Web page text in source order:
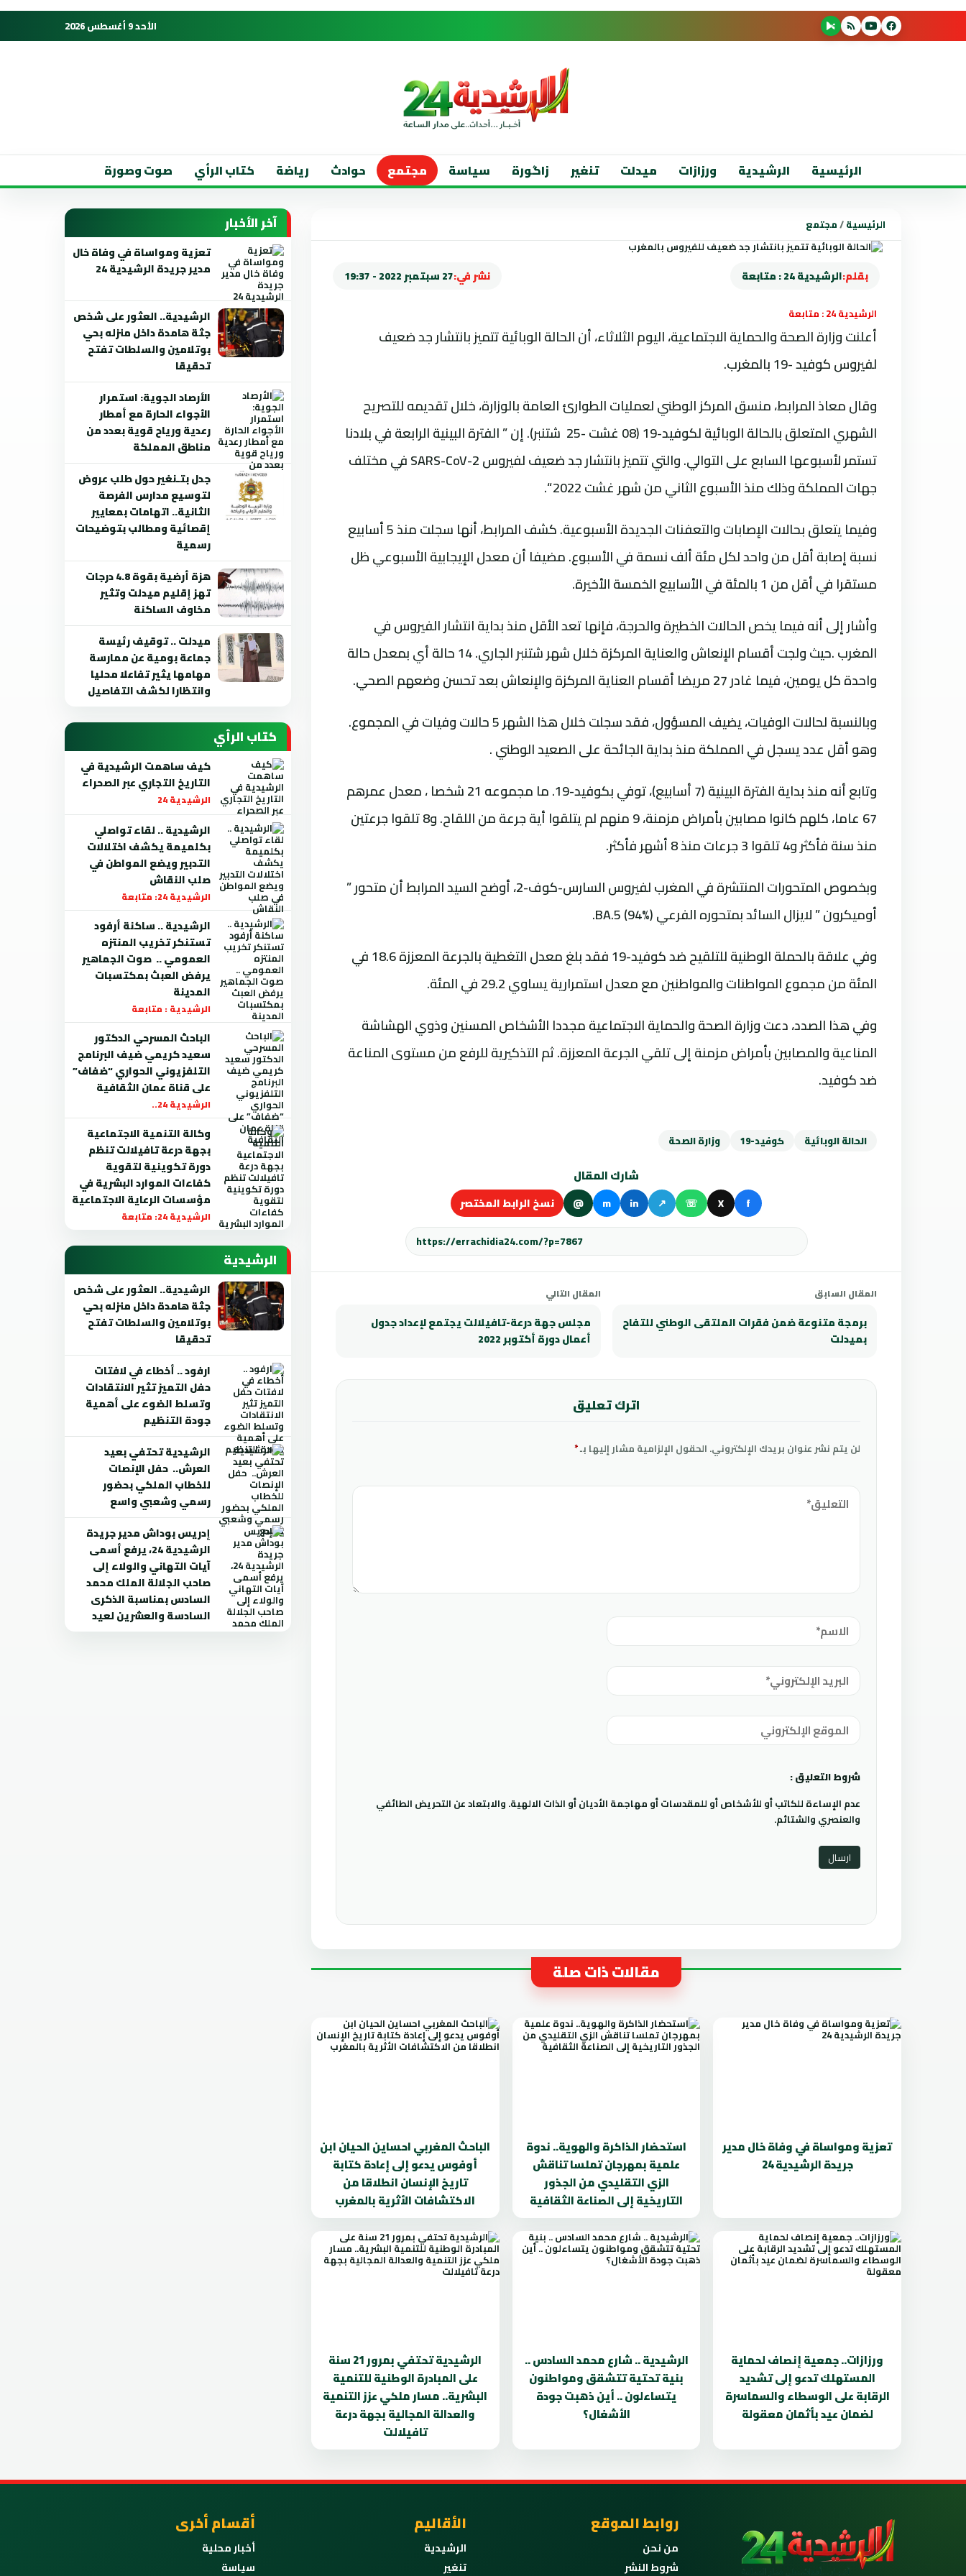
الأحد 9 أغسطس 2026
الرئيسية الرشيدية ورزازات ميدلت تنغير زاگورة سياسة مجتمع حوادث رياضة كتاب الرأي صوت وصورة
الرئيسية/مجتمع
بقلم:الرشيدية 24 : متابعة نشر في:27 سبتمبر 2022 - 19:37
الرشيدية 24 : متابعة
أعلنت وزارة الصحة والحماية الاجتماعية، اليوم الثلاثاء، أن الحالة الوبائية تتميز بانتشار جد ضعيف
لفيروس كوفيد -19 بالمغرب.
وقال معاذ المرابط، منسق المركز الوطني لعمليات الطوارئ العامة بالوزارة، خلال تقديمه للتصريح
الشهري المتعلق بالحالة الوبائية لكوفيد-19 (08 غشت -25 شتنبر). إن ” الفترة البينية الرابعة في بلادنا
تستمر لأسبوعها السابع على التوالي. والتي تتميز بانتشار جد ضعيف لفيروس SARS-CoV-2 في مختلف
جهات المملكة وذلك منذ الأسبوع الثاني من شهر غشت 2022 “.
وفيما يتعلق بحالات الإصابات والتعفنات الجديدة الأسبوعية. كشف المرابط، أنها سجلت منذ 5 أسابيع
نسبة إصابة أقل من واحد لكل مئة ألف نسمة في الأسبوع. مضيفا أن معدل الإيجابية الأسبوعي ظل
مستقرا في أقل من 1 بالمئة في الأسابيع الخمسة الأخيرة.
وأشار إلى أنه فيما يخص الحالات الخطيرة والحرجة، فإنها تعد الأقل منذ بداية انتشار الفيروس في
المغرب .حيث ولجت أقسام الإنعاش والعناية المركزة خلال شهر شتنبر الجاري. 14 حالة أي بمعدل حالة
واحدة كل يومين، فيما غادر 27 مريضا أقسام العناية المركزة والإنعاش بعد تحسن وضعهم الصحي.
وبالنسبة لحالات الوفيات، يضيف المسؤول، فقد سجلت خلال هذا الشهر 5 حالات وفيات في المجموع.
وهو أقل عدد يسجل في المملكة منذ بداية الجائحة على الصعيد الوطني .
وتابع أنه منذ بداية الفترة البينية (7 أسابيع)، توفي بكوفيد-19. ما مجموعه 21 شخصا ، معدل عمرهم
67 عاما، كلهم كانوا مصابين بأمراض مزمنة، 9 منهم لم يتلقوا أية جرعة من اللقاح. و8 تلقوا جرعتين
منذ سنة فأكثر و4 تلقوا 3 جرعات منذ 8 أشهر فأكثر.
وبخصوص المتحورات المنتشرة في المغرب لفيروس السارس-كوف-2، أوضح السيد المرابط أن متحور ”
أوميكرون ” لايزال السائد بمتحوره الفرعي BA.5 (94%).
وفي علاقة بالحملة الوطنية للتلقيح ضد كوفيد-19 فقد بلغ معدل التغطية بالجرعة المعززة 18.6 في
المئة من مجموع المواطنات والمواطنين مع معدل استمرارية يساوي 29.2 في المئة.
وفي هذا الصدد، دعت وزارة الصحة والحماية الاجتماعية مجددا الأشخاص المسنين وذوي الهشاشة
المناعية والمصابين بأمراض مزمنة إلى تلقي الجرعة المعززة. ثم التذكيرية للرفع من مستوى المناعة
ضد كوفيد.
الحالة الوبائية كوفيد-19 وزارة الصحة
شارك المقال
f
X
☏
↗
in
m
@ نسخ الرابط المختصر
المقال السابق
برمجة متنوعة ضمن فقرات الملتقى الوطني للتفاح
بميدلت
المقال التالي
مجلس جهة درعة-تافيلالت يجتمع لإعداد جدول
أعمال دورة أكتوبر 2022
اترك تعليق
لن يتم نشر عنوان بريدك الإلكتروني. الحقول الإلزامية مشار إليها بـ*
شروط التعليق :
عدم الإساءة للكاتب أو للأشخاص أو للمقدسات أو مهاجمة الأديان أو الذات الالهية. والابتعاد عن التحريض الطائفي
والعنصري والشتائم.
مقالات ذات صلة
تعزية ومواساة في وفاة خال مدير
جريدة الرشيدية 24
استحضار الذاكرة والهوية.. ندوة
علمية بمهرجان تملسا تناقش
الزي التقليدي من الجذور
التاريخية إلى الصناعة الثقافية
الباحث المغربي احساين الحيان ابن
أوفوس يدعو إلى إعادة كتابة
تاريخ الإنسان انطلاقا من
الاكتشافات الأثرية بالمغرب
ورزازات.. جمعية إنصاف لحماية
المستهلك تدعو إلى تشديد
الرقابة على الوسطاء والسماسرة
لضمان عيد بأثمان معقولة
الرشيدية .. شارع محمد السادس ..
بنية تحتية تتشقق ومواطنون
يتساءلون .. أين ذهبت جودة
الأشغال؟
الرشيدية تحتفي بمرور 21 سنة
على المبادرة الوطنية للتنمية
البشرية.. مسار ملكي عزز التنمية
والعدالة المجالية بجهة درعة
تافيلالت
آخر الأخبار
تعزية ومواساة في وفاة خال
مدير جريدة الرشيدية 24
الرشيدية.. العثور على شخص
جثة هامدة داخل منزله بحي
بوتلامين والسلطات تفتح
تحقيقا
الأرصاد الجوية: استمرار
الأجواء الحارة مع أمطار
رعدية ورياح قوية بعدد من
مناطق المملكة
جدل بتـنغير حول طلب عروض
لتوسيع مدارس الفرصة
الثانية.. اتهامات بمعايير
إقصائية ومطالب بتوضيحات
رسمية
هزة أرضية بقوة 4.8 درجات
تهز إقليم ميدلت وتثير
مخاوف الساكنة
ميدلت .. توقيف رئيسة
جماعة بومية عن ممارسة
مهامها يثير تفاعلا محليا
وانتظارا لكشف التفاصيل
كتاب الرأي
كيف ساهمت الرشيدية في
التاريخ التجاري عبر الصحراء
الرشيدية 24
الرشيدية .. لقاء تواصلي
بكلميمة يكشف اختلالات
التدبير ويضع المواطن في
صلب النقاش
الرشيدية 24: متابعة
الرشيدية .. ساكنة أرفود
تستنكر تخريب المنتزه
العمومي .. صوت الجماهير
يرفض العبث بمكتسبات
المدينة
الرشيدية : متابعة
الباحث المسرحي الدكتور
سعيد كريمي ضيف البرنامج
التلفزيوني الحواري “ضفاف”
على قناة عمان الثقافية
الرشيدية 24..
وكالة التنمية الاجتماعية
بجهة درعة تافيلالت تنظم
دورة تكوينية لتقوية
كفاءات الموارد البشرية في
مؤسسات الرعاية الاجتماعية
الرشيدية 24: متابعة
الرشيدية
الرشيدية.. العثور على شخص
جثة هامدة داخل منزله بحي
بوتلامين والسلطات تفتح
تحقيقا
ارفود .. أخطاء في لافتات
حفل التميز تثير الانتقادات
وتسلط الضوء على أهمية
جودة التنظيم
الرشيدية تحتفي بعيد
العرش.. حفل الإنصات
للخطاب الملكي بحضور
رسمي وشعبي واسع
إدريس بوداش مدير جريدة
الرشيدية 24، يرفع أسمى
آيات التهاني والولاء إلى
صاحب الجلالة الملك محمد
السادس بمناسبة الذكرى
السادسة والعشرين لعيد
روابط الموقع
من نحن
شروط النشر
الأقاليم
الرشيدية
تنغير
أقسام أخرى
أخبار محلية
سياسة